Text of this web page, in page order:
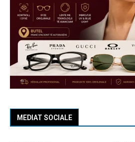
MEDIAT SOCIALE